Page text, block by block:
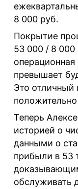
8 000 руб.
Покрытие
53 000 / 8 000
превышает
Это отличный
Теперь
историей о
данными о
прибыли в 53
обслуживать